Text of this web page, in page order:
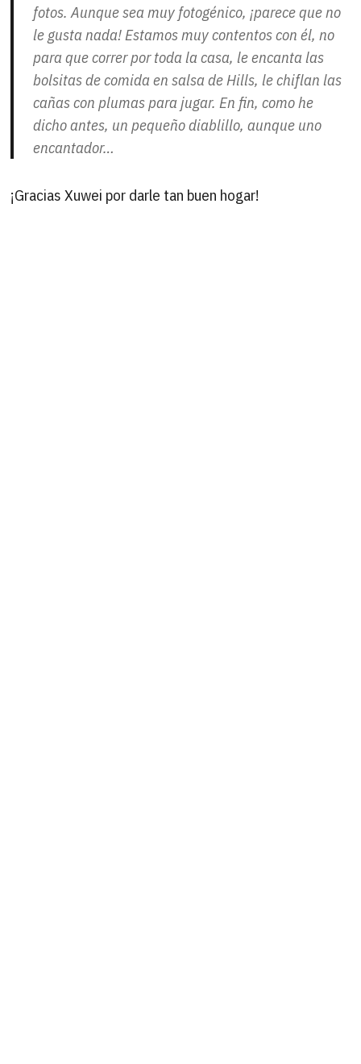
fotos. Aunque sea muy fotogénico, ¡parece que no
le gusta nada! Estamos muy contentos con él, no
para que correr por toda la casa, le encanta las
bolsitas de comida en salsa de Hills, le chiflan las
cañas con plumas para jugar. En fin, como he
dicho antes, un pequeño diablillo, aunque uno
encantador…
¡Gracias Xuwei por darle tan buen hogar!